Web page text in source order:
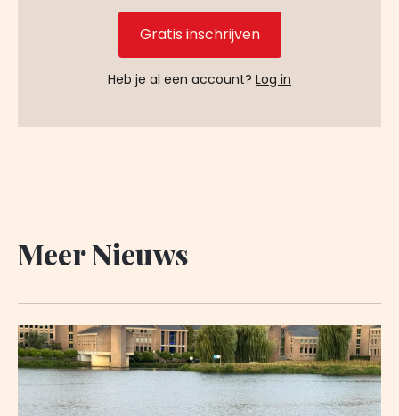
Gratis inschrijven
Heb je al een account? Log in
Meer Nieuws